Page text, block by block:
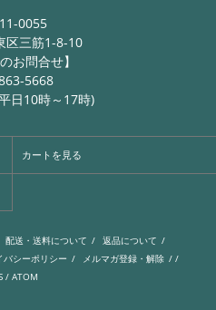
0055
区三筋1-8-10
お問合せ】
5668
日10時～17時)
カートを見る
配送・送料について / 返品について /
バシーポリシー / メルマガ登録・解除 / /
/ ATOM